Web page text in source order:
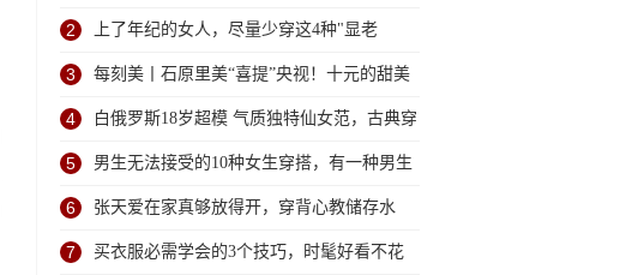
年前的潮人才是真时尚
2 上了年纪的女人，尽量少穿这4种"显老
色"，俗气不说还很廉价
3 每刻美丨石原里美“喜提”央视！十元的甜美
感如何养成？
4 白俄罗斯18岁超模 气质独特仙女范，古典穿
搭“万人迷”
5 男生无法接受的10种女生穿搭，有一种男生
看到了就会远离
6 张天爱在家真够放得开，穿背心教储存水
果，165“马蜂腰”太招摇
7 买衣服必需学会的3个技巧，时髦好看不花